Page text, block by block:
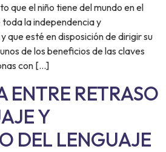
que el niño tiene del mundo en el
la independencia y
que esté en disposición de dirigir su
de los beneficios de las claves
con […]
ENTRE RETRASO
Y
DEL LENGUAJE